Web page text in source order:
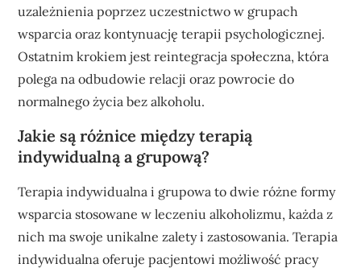
uzależnienia poprzez uczestnictwo w grupach
wsparcia oraz kontynuację terapii psychologicznej.
Ostatnim krokiem jest reintegracja społeczna, która
polega na odbudowie relacji oraz powrocie do
normalnego życia bez alkoholu.
Jakie są różnice między terapią
indywidualną a grupową?
Terapia indywidualna i grupowa to dwie różne formy
wsparcia stosowane w leczeniu alkoholizmu, każda z
nich ma swoje unikalne zalety i zastosowania. Terapia
indywidualna oferuje pacjentowi możliwość pracy